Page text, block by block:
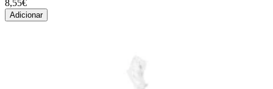
8,55€
Adicionar